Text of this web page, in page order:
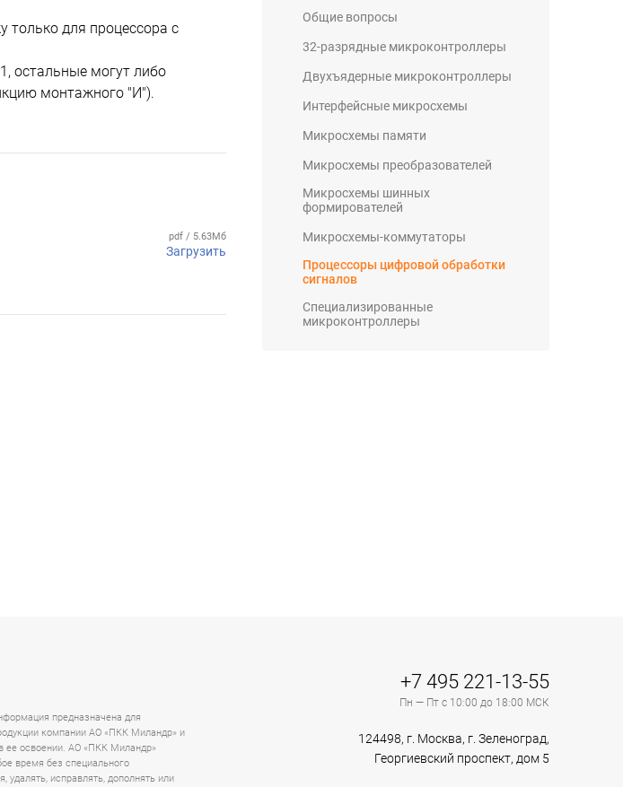
только для процессора с
остальные могут либо
монтажного "И").
pdf / 5.63Мб
Загрузить
Общие вопросы
32-разрядные микроконтроллеры
Двухъядерные микроконтроллеры
Интерфейсные микросхемы
Микросхемы памяти
Микросхемы преобразователей
Микросхемы шинных
формирователей
Микросхемы-коммутаторы
Процессоры цифровой обработки
сигналов
Специализированные
микроконтроллеры
предназначена для
компании АО «ПКК Миландр» и
ее освоении. АО «ПКК Миландр»
время без специального
удалять, исправлять, дополнять или
+7 495 221-13-55
Пн — Пт с 10:00 до 18:00 МСК
124498, г. Москва, г. Зеленоград,
Георгиевский проспект, дом 5